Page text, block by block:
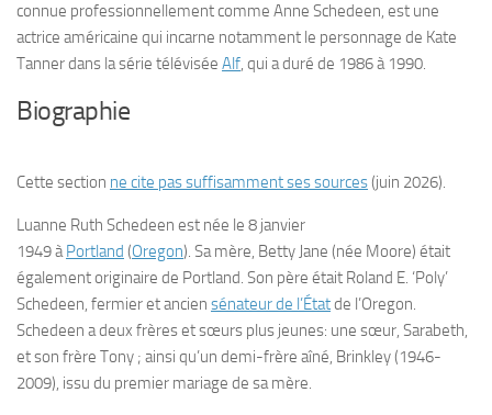
connue professionnellement comme Anne Schedeen, est une
actrice américaine qui incarne notamment le personnage de Kate
Tanner dans la série télévisée Alf, qui a duré de 1986 à 1990.
Biographie
Cette section ne cite pas suffisamment ses sources(juin 2026).
Luanne Ruth Schedeen est née le 8 janvier
1949àPortland (Oregon). Sa mère, Betty Jane (née Moore) était
également originaire de Portland. Son père était Roland E. ‘Poly’
Schedeen, fermier et ancien sénateur de l’Étatde l’Oregon.
Schedeen a deux frères et sœurs plus jeunes: une sœur, Sarabeth,
et son frère Tony ; ainsi qu’un demi-frère aîné, Brinkley (1946-
2009), issu du premier mariage de sa mère.